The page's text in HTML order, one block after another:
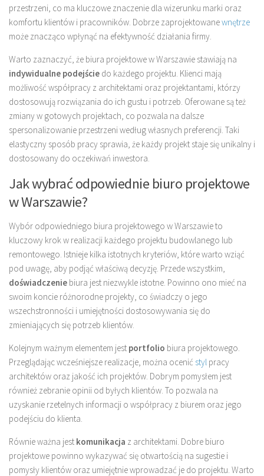
przestrzeni, co ma kluczowe znaczenie dla wizerunku marki oraz
komfortu klientów i pracowników. Dobrze zaprojektowanewnętrze
może znacząco wpłynąć na efektywność działania firmy.
Warto zaznaczyć, że biura projektowe w Warszawie stawiają na
indywidualne podejście do każdego projektu. Klienci mają
możliwość współpracy z architektami oraz projektantami, którzy
dostosowują rozwiązania do ich gustu i potrzeb. Oferowane są też
zmiany w gotowych projektach, co pozwala na dalsze
spersonalizowanie przestrzeni według własnych preferencji. Taki
elastyczny sposób pracy sprawia, że każdy projekt staje się unikalny i
dostosowany do oczekiwań inwestora.
Jak wybrać odpowiednie biuro projektowe
w Warszawie?
Wybór odpowiedniego biura projektowego w Warszawie to
kluczowy krok w realizacji każdego projektu budowlanego lub
remontowego. Istnieje kilka istotnych kryteriów, które warto wziąć
pod uwagę, aby podjąć właściwą decyzję. Przede wszystkim,
doświadczenie biura jest niezwykle istotne. Powinno ono mieć na
swoim koncie różnorodne projekty, co świadczy o jego
wszechstronności i umiejętności dostosowywania się do
zmieniających się potrzeb klientów.
Kolejnym ważnym elementem jest portfolio biura projektowego.
Przeglądając wcześniejsze realizacje, można ocenić styl pracy
architektów oraz jakość ich projektów. Dobrym pomysłem jest
również zebranie opinii od byłych klientów. To pozwala na
uzyskanie rzetelnych informacji o współpracy z biurem oraz jego
podejściu do klienta.
Równie ważna jest komunikacja z architektami. Dobre biuro
projektowe powinno wykazywać się otwartością na sugestie i
pomysły klientów oraz umiejętnie wprowadzać je do projektu. Warto